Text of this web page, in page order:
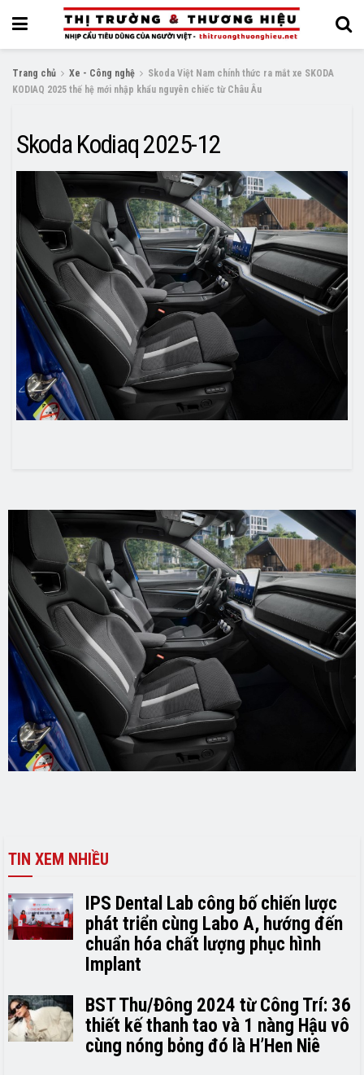
Trang chủ Xe - Công nghệ
Skoda Việt Nam chính thức ra mắt xe SKODA
KODIAQ 2025 thế hệ mới nhập khẩu nguyên chiếc từ Châu Âu
Skoda Kodiaq 2025-12
TIN XEM NHIỀU
IPS Dental Lab công bố chiến lược
phát triển cùng Labo A, hướng đến
chuẩn hóa chất lượng phục hình
Implant
BST Thu/Đông 2024 từ Công Trí: 36
thiết kế thanh tao và 1 nàng Hậu vô
cùng nóng bỏng đó là H’H­­­­en Niê